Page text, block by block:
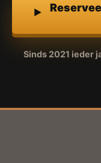
Sinds 2021 ieder